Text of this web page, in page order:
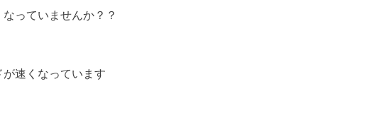
っていませんか？？
速くなっています